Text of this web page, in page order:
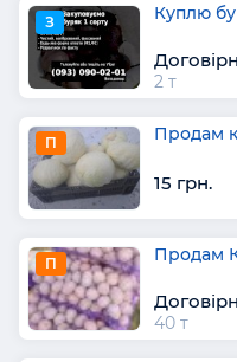
З Куплю
2 т
П Продам
15 грн.
П Продам
40 т